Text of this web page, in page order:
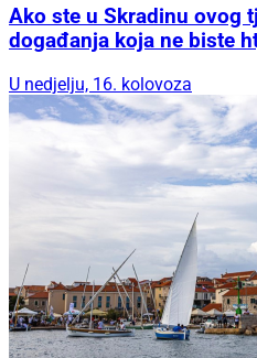
Ako ste u Skradinu ovog
događanja koja ne biste
U nedjelju, 16. kolovoza